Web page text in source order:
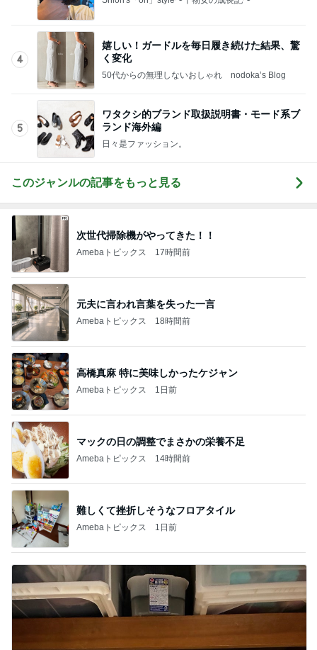
4
嬉しい！ガードルを毎日履き続けた結果、驚
く変化
50代からの無理しないおしゃれ nodoka’s Blog
5
ワタクシ的ブランド取扱説明書・モード系ブ
ランド海外編
日々是ファッション。
このジャンルの記事をもっと見る
次世代掃除機がやってきた！！
Amebaトピックス 17時間前
元夫に言われ言葉を失った一言
Amebaトピックス 18時間前
高橋真麻 特に美味しかったケジャン
Amebaトピックス 1日前
マックの日の調整でまさかの栄養不足
Amebaトピックス 14時間前
難しくて挫折しそうなフロアタイル
Amebaトピックス 1日前